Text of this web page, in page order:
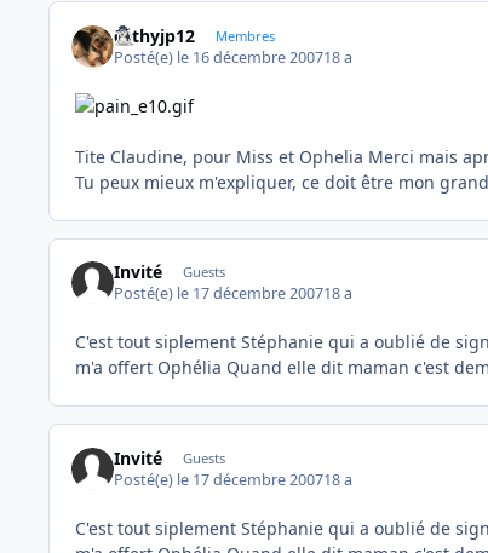
cathyjp12 Membres
Posté(e) le 16 décembre 200718 a
Tite Claudine, pour Miss et Ophelia Merci mais
Tu peux mieux m'expliquer, ce doit être mon
Invité Guests
Posté(e) le 17 décembre 200718 a
C'est tout siplement Stéphanie qui a oublié de
m'a offert Ophélia Quand elle dit maman c'est
Invité Guests
Posté(e) le 17 décembre 200718 a
C'est tout siplement Stéphanie qui a oublié de